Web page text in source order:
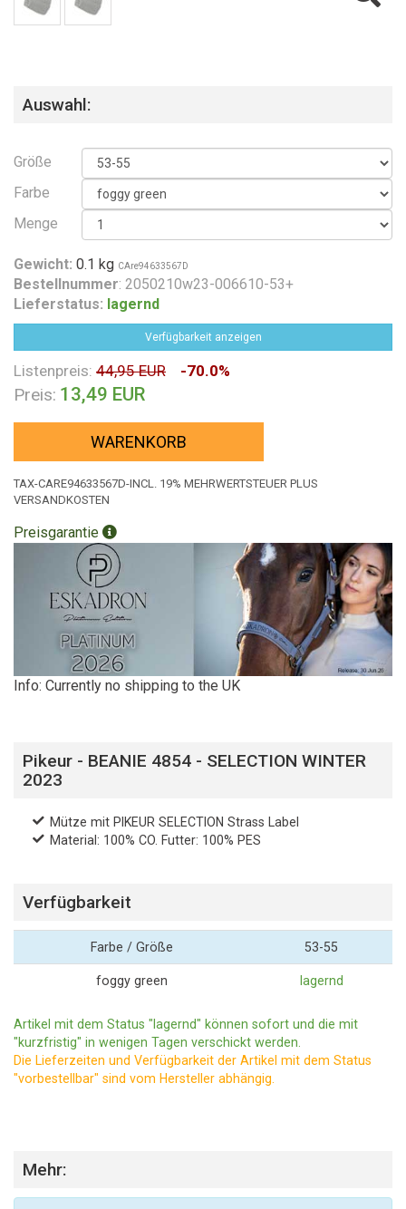
Auswahl:
Größe
Farbe
Menge
Gewicht: 0.1 kg CAre94633567D
Bestellnummer: 2050210w23-006610-53+
Lieferstatus: lagernd
Verfügbarkeit anzeigen
Listenpreis: 44,95 EUR -70.0%
Preis: 13,49 EUR
WARENKORB
TAX-CARE94633567D-INCL. 19% MEHRWERTSTEUER PLUS
VERSANDKOSTEN
Preisgarantie
Info: Currently no shipping to the UK
Pikeur - BEANIE 4854 - SELECTION WINTER
2023
Mütze mit PIKEUR SELECTION Strass Label
Material: 100% CO. Futter: 100% PES
Verfügbarkeit
Farbe / Größe 53-55
foggy green lagernd
Artikel mit dem Status "lagernd" können sofort und die mit
"kurzfristig" in wenigen Tagen verschickt werden.
Die Lieferzeiten und Verfügbarkeit der Artikel mit dem Status
"vorbestellbar" sind vom Hersteller abhängig.
Mehr: